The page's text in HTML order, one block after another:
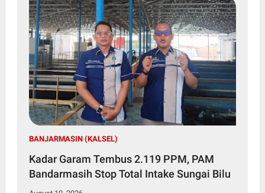
BANJARMASIN (KALSEL)
Kadar Garam Tembus 2.119 PPM, PAM
Bandarmasih Stop Total Intake Sungai Bilu